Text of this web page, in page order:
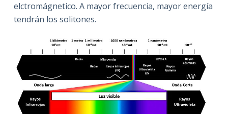
elctromágnetico. A mayor frecuencia, mayor energía
tendrán los solitones.